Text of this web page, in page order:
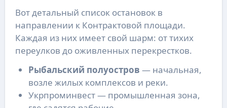
Вот детальный список остановок в
направлении к Контрактовой площади.
Каждая из них имеет свой шарм: от тихих
переулков до оживленных перекрестков.
Рыбальский полуостров — начальная,
возле жилых комплексов и реки.
Укрпроминвест — промышленная зона,